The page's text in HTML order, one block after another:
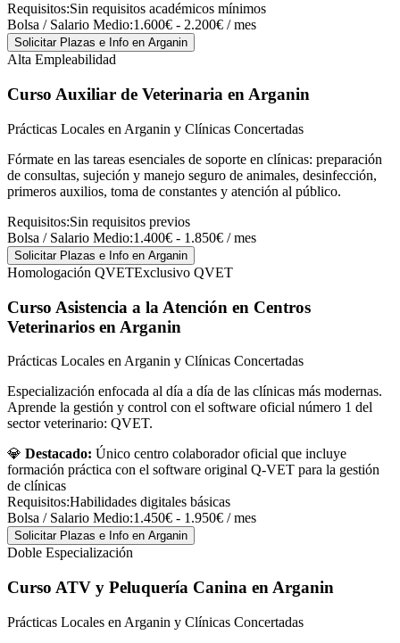
Requisitos:Sin requisitos académicos mínimos
Bolsa / Salario Medio:1.600€ - 2.200€ / mes
Solicitar Plazas e Info en Arganin
Alta Empleabilidad
Curso Auxiliar de Veterinaria en Arganin
Prácticas Locales en Arganin y Clínicas Concertadas
Fórmate en las tareas esenciales de soporte en clínicas: preparación
de consultas, sujeción y manejo seguro de animales, desinfección,
primeros auxilios, toma de constantes y atención al público.
Requisitos:Sin requisitos previos
Bolsa / Salario Medio:1.400€ - 1.850€ / mes
Solicitar Plazas e Info en Arganin
Homologación QVETExclusivo QVET
Curso Asistencia a la Atención en Centros
Veterinarios en Arganin
Prácticas Locales en Arganin y Clínicas Concertadas
Especialización enfocada al día a día de las clínicas más modernas.
Aprende la gestión y control con el software oficial número 1 del
sector veterinario: QVET.
💎 Destacado: Único centro colaborador oficial que incluye
formación práctica con el software original Q-VET para la gestión
de clínicas
Requisitos:Habilidades digitales básicas
Bolsa / Salario Medio:1.450€ - 1.950€ / mes
Solicitar Plazas e Info en Arganin
Doble Especialización
Curso ATV y Peluquería Canina en Arganin
Prácticas Locales en Arganin y Clínicas Concertadas